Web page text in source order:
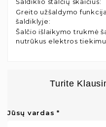
Greito užšaldymo funkcija
šaldiklyje:
Šalčio išlaikymo trukmė
nutrūkus elektros
Turite
Jūsų vardas